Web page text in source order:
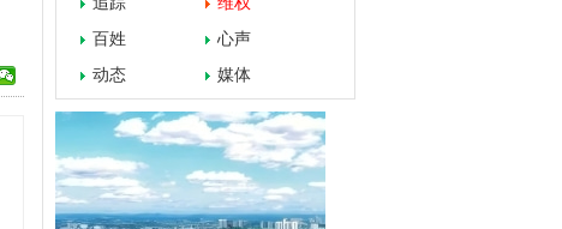
百姓
心声
动态
媒体